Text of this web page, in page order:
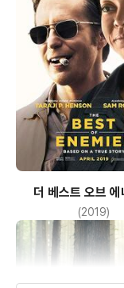
더 베스트 오브 에
(2019)